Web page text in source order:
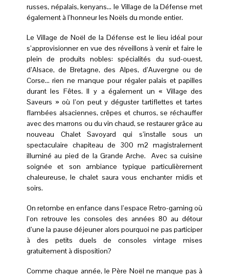
russes, népalais, kenyans… le Village de la Défense met
également à l’honneur les Noëls du monde entier.
Le Village de Noël de la Défense est le lieu idéal pour
s’approvisionner en vue des réveillons à venir et faire le
plein de produits nobles: spécialités du sud-ouest,
d’Alsace, de Bretagne, des Alpes, d’Auvergne ou de
Corse… rien ne manque pour régaler palais et papilles
durant les Fêtes. Il y a également un « Village des
Saveurs » où l’on peut y déguster tartiflettes et tartes
flambées alsaciennes, crêpes et churros, se réchauffer
avec des marrons ou du vin chaud, se restaurer grâce au
nouveau Chalet Savoyard qui s’installe sous un
spectaculaire chapiteau de 300 m2 magistralement
illuminé au pied de la Grande Arche. Avec sa cuisine
soignée et son ambiance typique particulièrement
chaleureuse, le chalet saura vous enchanter midis et
soirs.
On retombe en enfance dans l’espace Retro-gaming où
l’on retrouve les consoles des années 80 au détour
d’une la pause déjeuner alors pourquoi ne pas participer
à des petits duels de consoles vintage mises
gratuitement à disposition?
Comme chaque année, le Père Noël ne manque pas à